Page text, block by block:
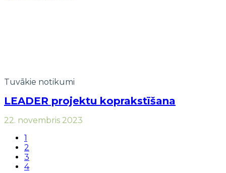
Tuvākie notikumi
LEADER projektu koprakstīšana
22. novembris 2023
1
2
3
4